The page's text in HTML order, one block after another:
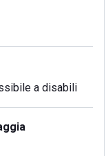
a disabili